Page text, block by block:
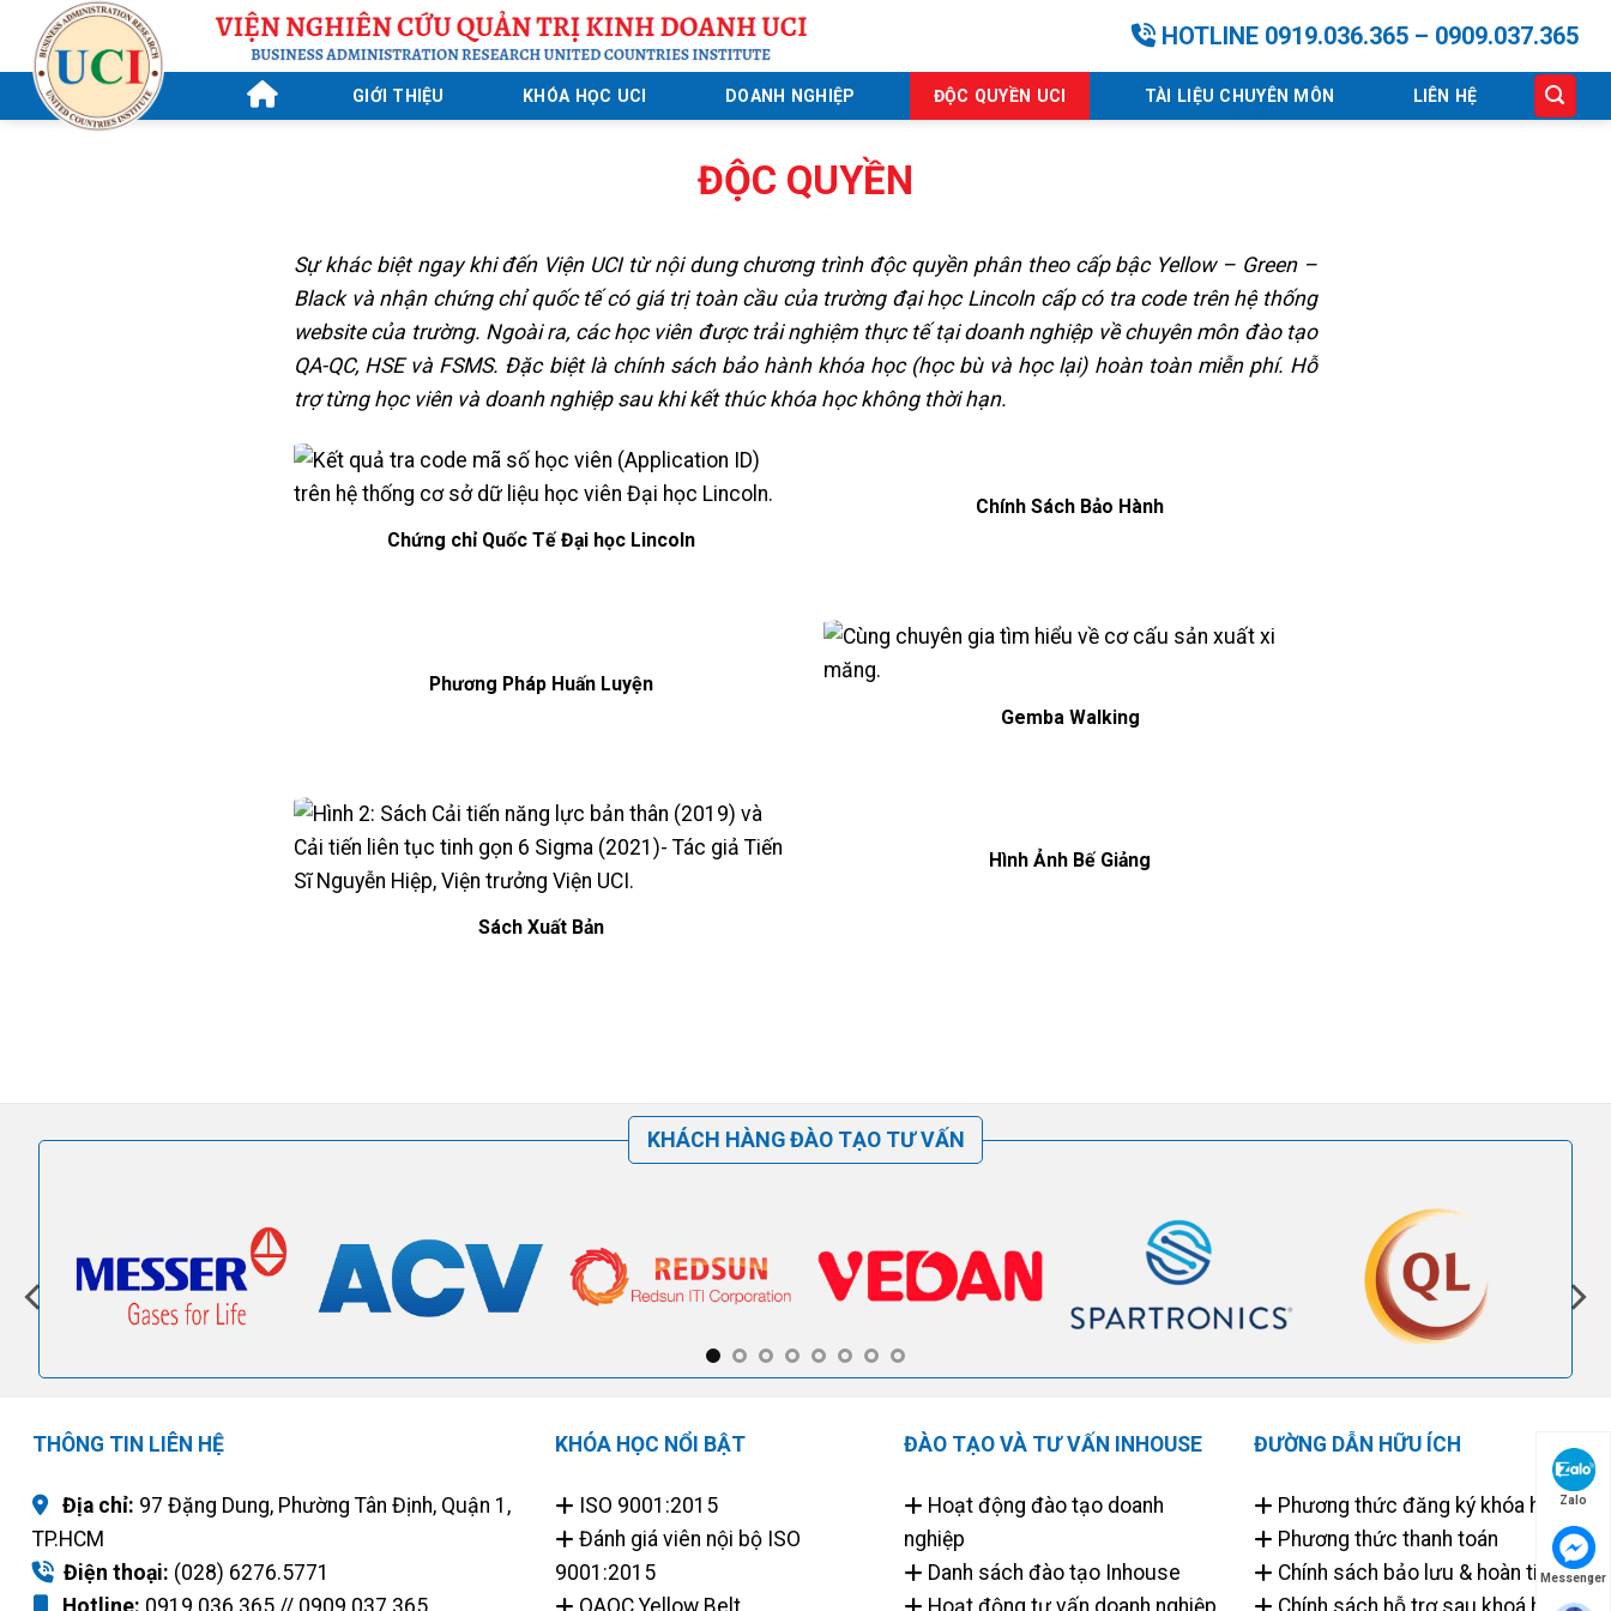
content
HOTLINE 0919.036.365 – 0909.037.365
GIỚI THIỆU KHÓA HỌC UCI DOANH NGHIỆP ĐỘC QUYỀN UCI TÀI LIỆU CHUYÊN MÔN LIÊN HỆ
ĐỘC QUYỀN
Sự khác biệt ngay khi đến Viện UCI từ nội dung chương trình độc quyền phân theo cấp bậc Yellow – Green –
Black và nhận chứng chỉ quốc tế có giá trị toàn cầu của trường đại học Lincoln cấp có tra code trên hệ thống
website của trường. Ngoài ra, các học viên được trải nghiệm thực tế tại doanh nghiệp về chuyên môn đào tạo
QA-QC, HSE và FSMS. Đặc biệt là chính sách bảo hành khóa học (học bù và học lại) hoàn toàn miễn phí. Hỗ
trợ từng học viên và doanh nghiệp sau khi kết thúc khóa học không thời hạn.
Chứng chỉ Quốc Tế Đại học Lincoln
Chính Sách Bảo Hành
Phương Pháp Huấn Luyện
Gemba Walking
Sách Xuất Bản
Hình Ảnh Bế Giảng
KHÁCH HÀNG ĐÀO TẠO TƯ VẤN
THÔNG TIN LIÊN HỆ
Địa chỉ: 97 Đặng Dung, Phường Tân Định, Quận 1,
TP.HCM
Điện thoại: (028) 6276.5771
KHÓA HỌC NỔI BẬT
ISO 9001:2015
Đánh giá viên nội bộ ISO
9001:2015
ĐÀO TẠO VÀ TƯ VẤN INHOUSE
Hoạt động đào tạo doanh
nghiệp
Danh sách đào tạo Inhouse
ĐƯỜNG DẪN HỮU ÍCH
Phương thức đăng ký khóa học
Phương thức thanh toán
Chính sách bảo lưu & hoàn tiền
Zalo
Messenger